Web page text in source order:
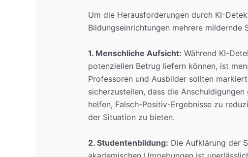
Um die Herausforderungen durch KI-
Bildungseinrichtungen mehrere mildernde
1. Menschliche Aufsicht: Während KI-
potenziellen Betrug liefern können, ist
Professoren und Ausbilder sollten
sicherzustellen, dass die
helfen, Falsch-Positiv-Ergebnisse zu
der Situation zu bieten.
2. Studentenbildung: Die Aufklärung der